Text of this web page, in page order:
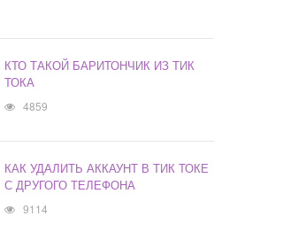
КТО ТАКОЙ БАРИТОНЧИК ИЗ ТИК
ТОКА
4859
КАК УДАЛИТЬ АККАУНТ В ТИК ТОКЕ
С ДРУГОГО ТЕЛЕФОНА
9114